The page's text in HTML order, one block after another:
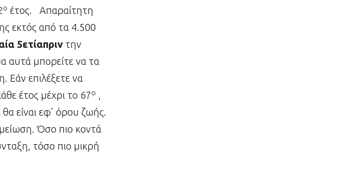
ο έτος. Απαραίτητη
εκτός από τα 4.500
5ετίαπριν την
αυτά μπορείτε να τα
Εάν επιλέξετε να
έτος μέχρι το 67ο ,
είναι εφ’ όρου ζωής.
Όσο πιο κοντά
τόσο πιο μικρή